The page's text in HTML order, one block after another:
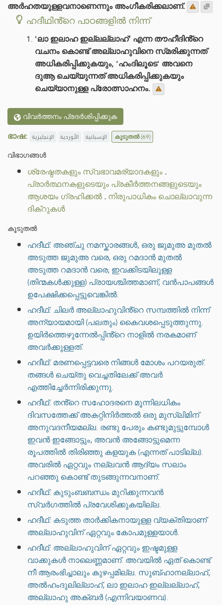
അർഹതയുള്ളവനാണെന്നും അംഗീകരിക്കലാണ്.
ഹദീഥിൻ്റെ പാഠങ്ങളിൽ നിന്ന്
'ലാ ഇലാഹ ഇല്ലല്ലാഹ്' എന്ന തൗഹീദിൻ്റെ
വചനം കൊണ്ട് അല്ലാഹുവിനെ സ്‌മരിക്കുന്നത്
അധികരിപ്പിക്കുകയും, 'ഹംദിലൂടെ' അവനെ
ദുആ ചെയ്യുന്നത് അധികരിപ്പിക്കുകയും
ചെയ്യാനുള്ള പ്രോത്സാഹനം.
വിവർത്തനം പ്രദർശിപ്പിക്കുക
ഭാഷ: الإنجليزية الأوردية الإسبانية കൂടുതൽ(69)
വിഭാഗങ്ങൾ
ശ്രേഷ്ഠതകളും സ്വഭാവമര്യാദകളും.
പ്രാർത്ഥനകളുടെയും പ്രകീർത്തനങ്ങളുടെയും
ആശയം ഗ്രഹിക്കൽ.നിരുപാധികം ചൊല്ലാവുന്ന
ദിക്റുകൾ
കൂടുതൽ
ഹദീഥ്: അഞ്ചു നമസ്കാരങ്ങൾ, ഒരു ജുമുഅ മുതൽ
അടുത്ത ജുമുഅ വരെ, ഒരു റമദാൻ മുതൽ
അടുത്ത റമദാൻ വരെ; ഇവക്കിടയിലുള്ള
(തിന്മകൾക്കുള്ള) പ്രായശ്ചിത്തമാണ്; വൻപാപങ്ങൾ
ഉപേക്ഷിക്കപ്പെട്ടുവെങ്കിൽ.
ഹദീഥ്: ചിലർ അല്ലാഹുവിൻ്റെ സമ്പത്തിൽ നിന്ന്
അന്യായമായി (പലതും) കൈവശപ്പെടുത്തുന്നു.
ഉയിർത്തെഴുന്നേൽപ്പിൻ്റെ നാളിൽ നരകമാണ്
അവർക്കുള്ളത്.
ഹദീഥ്: മരണപ്പെട്ടവരെ നിങ്ങൾ മോശം പറയരുത്.
തങ്ങൾ ചെയ്തു വെച്ചതിലേക്ക് അവർ
എത്തിച്ചേർന്നിരിക്കുന്നു.
ഹദീഥ്: തൻ്റെ സഹോദരനെ മൂന്നിലധികം
ദിവസത്തേക്ക് അകറ്റിനിർത്തൽ ഒരു മുസ്ലിമിന്
അനുവദനീയമല്ല. രണ്ടു പേരും കണ്ടുമുട്ടുമ്പോൾ
ഇവൻ ഇങ്ങോട്ടും, അവൻ അങ്ങോട്ടുമെന്ന
രൂപത്തിൽ തിരിഞ്ഞു കളയുക (എന്നത് പാടില്ല).
അവരിൽ ഏറ്റവും നല്ലവൻ ആദ്യം സലാം
പറഞ്ഞു കൊണ്ട് തുടങ്ങുന്നവനാണ്.
ഹദീഥ്: കുടുംബബന്ധം മുറിക്കുന്നവൻ
സ്വർഗത്തിൽ പ്രവേശിക്കുകയില്ല.
ഹദീഥ്: കടുത്ത താർക്കികനായുള്ള വ്യക്തിയാണ്
അല്ലാഹുവിന് ഏറ്റവും കോപമുള്ളയാൾ.
ഹദീഥ്: അല്ലാഹുവിന് ഏറ്റവും ഇഷ്ടമുള്ള
വാക്കുകൾ നാലെണ്ണമാണ്. അവയിൽ ഏത് കൊണ്ട്
നീ ആരംഭിച്ചാലും കുഴപ്പമില്ല. സുബ്ഹാനല്ലാഹ്,
അൽഹംദുലില്ലാഹ്, ലാ ഇലാഹ ഇല്ലല്ലാഹ്,
അല്ലാഹു അക്ബർ (എന്നിവയാണവ).